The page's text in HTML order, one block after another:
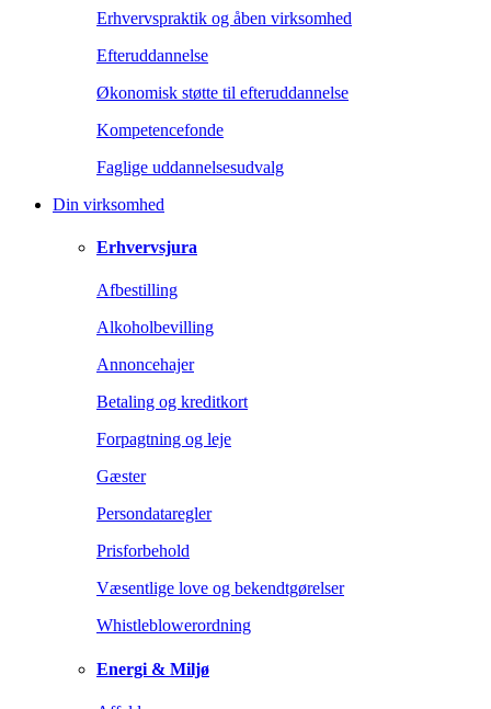
Erhvervspraktik og åben virksomhed
Efteruddannelse
Økonomisk støtte til efteruddannelse
Kompetencefonde
Faglige uddannelsesudvalg
Din virksomhed
Erhvervsjura
Afbestilling
Alkoholbevilling
Annoncehajer
Betaling og kreditkort
Forpagtning og leje
Gæster
Persondataregler
Prisforbehold
Væsentlige love og bekendtgørelser
Whistleblowerordning
Energi & Miljø